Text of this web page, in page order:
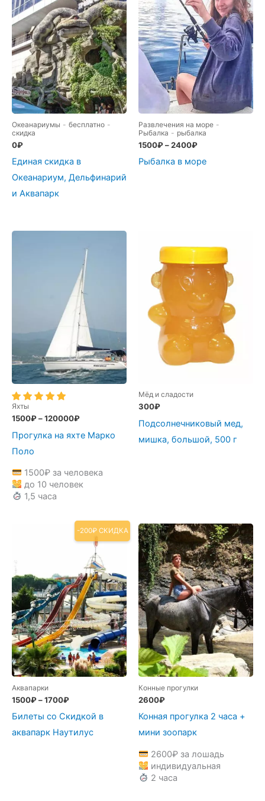
Океанариумы - бесплатно -
скидка
0₽
Единая скидка в
Океанариум, Дельфинарий
и Аквапарк
Развлечения на море -
Рыбалка - рыбалка
1500₽–2400₽
Рыбалка в море
Яхты
1500₽–120000₽
Прогулка на яхте Марко
Поло
1500₽за человека
до 10 человек
1,5 часа
Мёд и сладости
300₽
Подсолнечниковый мед,
мишка, большой, 500 г
-200₽ СКИДКА
Аквапарки
1500₽–1700₽
Билеты со Скидкой в
аквапарк Наутилус
Конные прогулки
2600₽
Конная прогулка 2 часа +
мини зоопарк
2600₽за лошадь
индивидуальная
2 часа